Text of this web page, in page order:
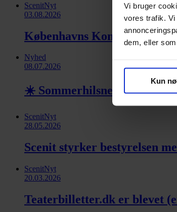
Vi bruger
vores trafik. Vi
dem, eller
Kun
ScenitNyt
03.08.2026
Københavns Kommune
Nyhed
08.07.2026
☀️ Sommerhilsner fra
ScenitNyt
28.05.2026
Scenit styrker bestyrelsen
ScenitNyt
20.03.2026
Teaterbilletter.dk er blevet